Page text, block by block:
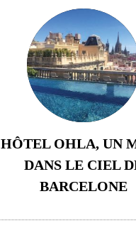
HÔTEL OHLA, UN
DANS LE CIEL
BARCELONE